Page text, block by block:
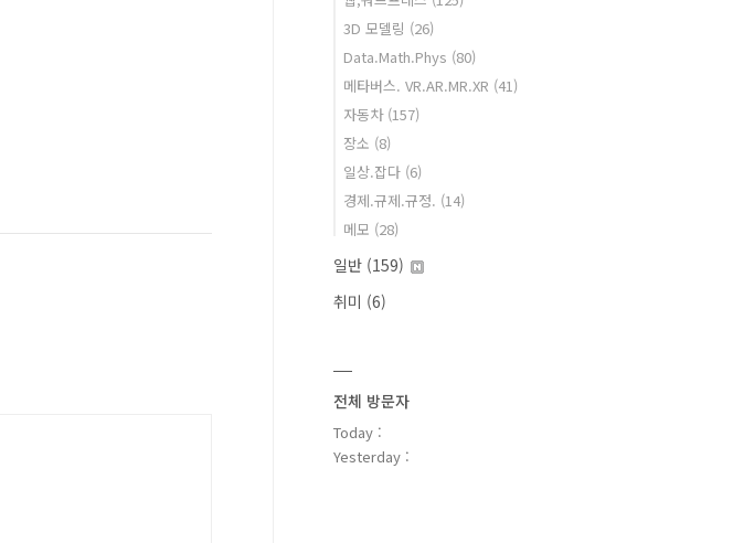
3D 모델링 (26)
Data.Math.Phys (80)
메타버스. VR.AR.MR.XR (41)
자동차 (157)
장소 (8)
일상.잡다 (6)
경제.규제.규정. (14)
메모 (28)
일반 (159)
취미 (6)
전체 방문자
Today :
Yesterday :